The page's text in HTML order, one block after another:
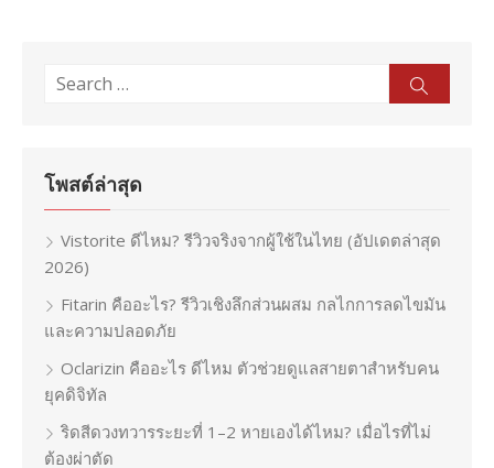
Search
โพสต์ล่าสุด
Vistorite ดีไหม? รีวิวจริงจากผู้ใช้ในไทย (อัปเดตล่าสุด
2026)
Fitarin คืออะไร? รีวิวเชิงลึกส่วนผสม กลไกการลดไขมัน
และความปลอดภัย
Oclarizin คืออะไร ดีไหม ตัวช่วยดูแลสายตาสำหรับคน
ยุคดิจิทัล
ริดสีดวงทวารระยะที่ 1–2 หายเองได้ไหม? เมื่อไรที่ไม่
ต้องผ่าตัด